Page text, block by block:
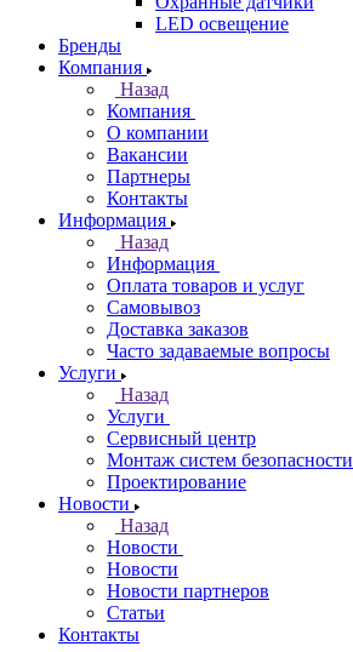
LED освещение
Бренды
Компания
Назад
Компания
О компании
Вакансии
Партнеры
Контакты
Информация
Назад
Информация
Оплата товаров и услуг
Самовывоз
Доставка заказов
Часто задаваемые вопросы
Услуги
Назад
Услуги
Сервисный центр
Монтаж систем безопасности
Проектирование
Новости
Назад
Новости
Новости
Новости партнеров
Статьи
Контакты